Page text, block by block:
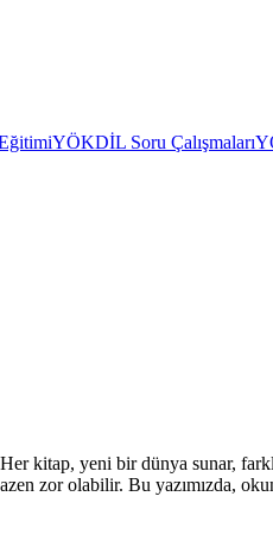
YÖKDİL Soru Çalışmaları
yeni bir dünya sunar, farklı
zor olabilir. Bu yazımızda,